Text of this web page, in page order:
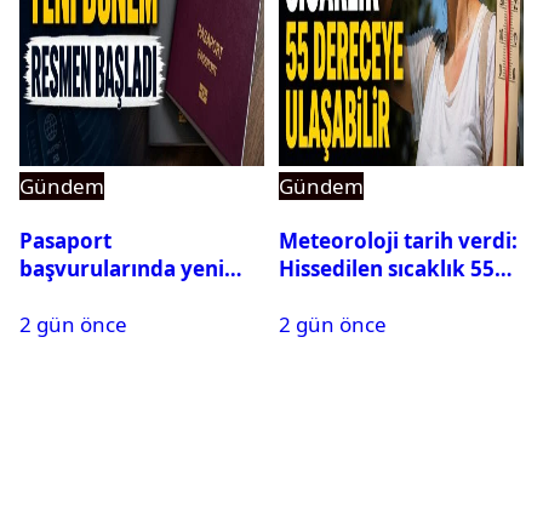
Gündem
Pasaport
başvurularında yeni
2 gün önce
Gündem
Meteoroloji tarih verdi:
Hissedilen sıcaklık 55
2 gün önce